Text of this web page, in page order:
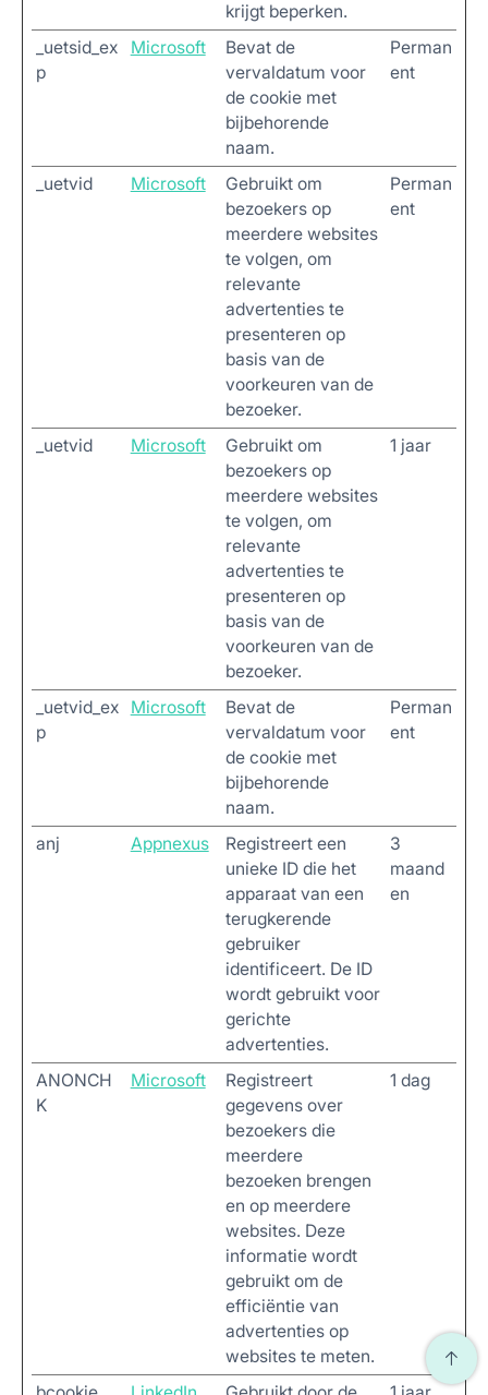
krijgt beperken.
_uetsid_ex
p
Microsoft
Bevat de
vervaldatum voor
de cookie met
bijbehorende
naam.
Perman
ent
_uetvid Microsoft
Gebruikt om
bezoekers op
meerdere websites
te volgen, om
relevante
advertenties te
presenteren op
basis van de
voorkeuren van de
bezoeker.
Perman
ent
_uetvid Microsoft
Gebruikt om
bezoekers op
meerdere websites
te volgen, om
relevante
advertenties te
presenteren op
basis van de
voorkeuren van de
bezoeker.
1 jaar
_uetvid_ex
p
Microsoft
Bevat de
vervaldatum voor
de cookie met
bijbehorende
naam.
Perman
ent
anj Appnexus
Registreert een
unieke ID die het
apparaat van een
terugkerende
gebruiker
identificeert. De ID
wordt gebruikt voor
gerichte
advertenties.
3
maand
en
ANONCH
K
Microsoft
Registreert
gegevens over
bezoekers die
meerdere
bezoeken brengen
en op meerdere
websites. Deze
informatie wordt
gebruikt om de
efficiëntie van
advertenties op
websites te meten.
1 dag